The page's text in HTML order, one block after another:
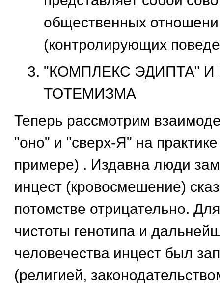
общественных
(контролирующих
"КОМПЛЕКС ЭДИПТА" И
ТОТЕМИЗМА
Теперь рассмотрим
"оно" и "сверх-Я" на
примере) . Издавна люди
инцест (кровосмешение)
потомстве отрицательно.
чистоты генотипа и
человечества инцест был
(религией,